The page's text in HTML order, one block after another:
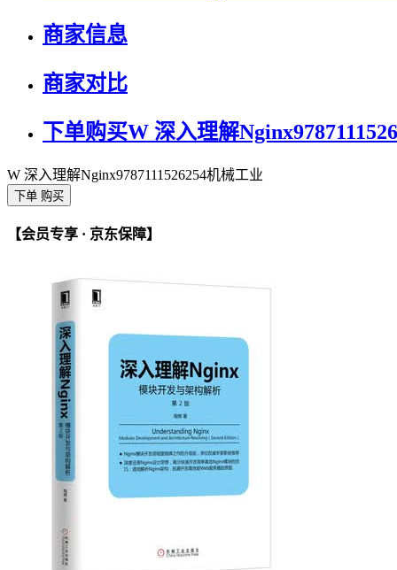
商家信息
商家对比
下单购买W 深入理解
W 深入理解Nginx9787111526254机械工业
下单 购买
【会员专享 · 京东保障】